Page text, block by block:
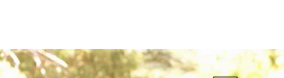
ASSESSORIA ADMINISTRATIVA